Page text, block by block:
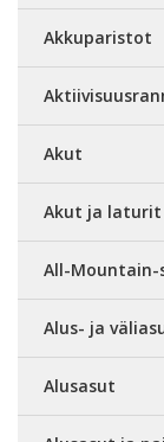
Akkuparistot
Akut
Akut ja laturit
All-Mountain-
Alus- ja
Alusasut